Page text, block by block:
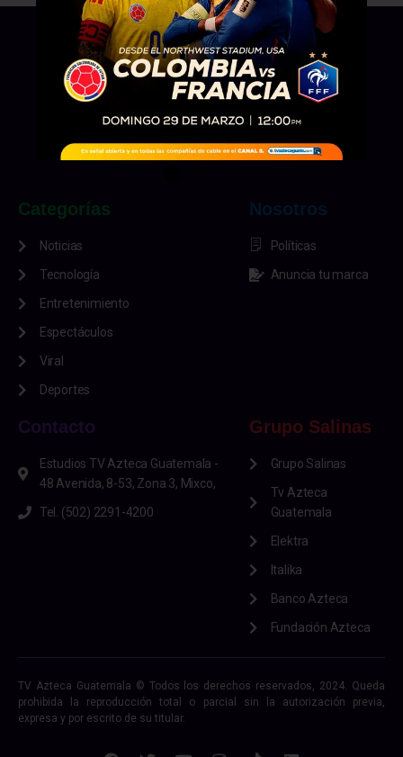
Categorías
Noticias
Tecnología
Entretenimiento
Espectáculos
Viral
Deportes
Nosotros
Políticas
Anuncia tu marca
Contacto
Estudios TV Azteca Guatemala -
48 Avenida, 8-53, Zona 3, Mixco,
Tel. (502) 2291-4200
Grupo Salinas
Grupo Salinas
Tv Azteca
Guatemala
Elektra
Italika
Banco Azteca
Fundación Azteca
TV Azteca Guatemala © Todos los derechos reservados, 2024. Queda
prohibida la reproducción total o parcial sin la autorización previa,
expresa y por escrito de su titular.